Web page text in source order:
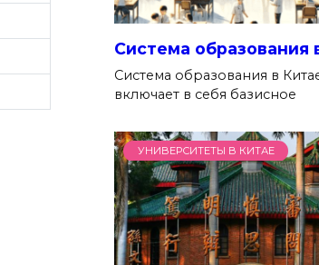
Система образования
Система образования в
включает в себя базисное
УНИВЕРСИТЕТЫ В КИТАЕ